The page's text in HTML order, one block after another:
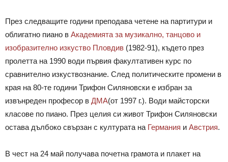
През следващите години преподава четене на партитури и
облигатно пиано в Академията за музикално, танцово и
изобразително изкуство Пловдив (1982­-91), където през
пролетта на 1990 води първия факултативен курс по
сравнително изкуствознание. След политическите промени в
края на 80-те години Трифон Силяновски е избран за
извънреден професор в ДМА(от 1997 г.). Води майсторски
класове по пиано. През целия си живот Трифон Силяновски
остава дълбоко свързан с културата на Германия и Австрия.
В чест на 24 май получава почетна грамота и плакет на